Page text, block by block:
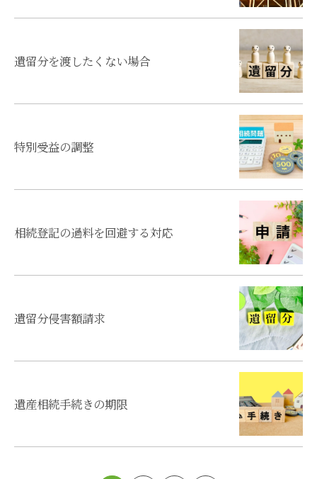
遺留分を渡したくない場合
特別受益の調整
相続登記の過料を回避する対応
遺留分侵害額請求
遺産相続手続きの期限
お問い合わせはこちら